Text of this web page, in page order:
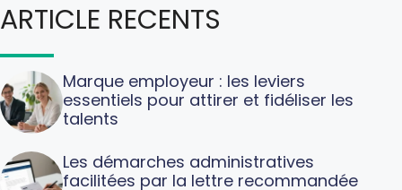
ARTICLE RECENTS
Marque employeur : les leviers
essentiels pour attirer et fidéliser les
talents
Les démarches administratives
facilitées par la lettre recommandée